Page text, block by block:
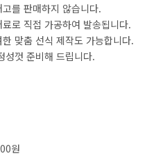
를 판매하지 않습니다.
로 직접 가공하여 발송됩니다.
맞춤 선식 제작도 가능합니다.
성껏 준비해 드립니다.
원